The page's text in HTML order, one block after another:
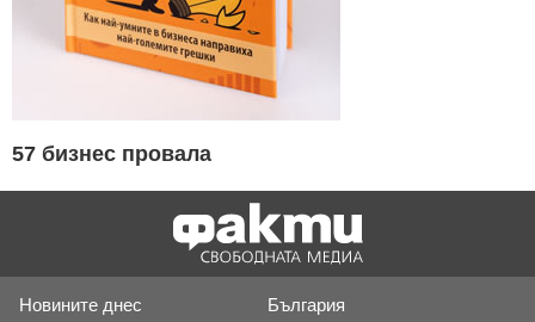
57 бизнес провала
Новините днес България